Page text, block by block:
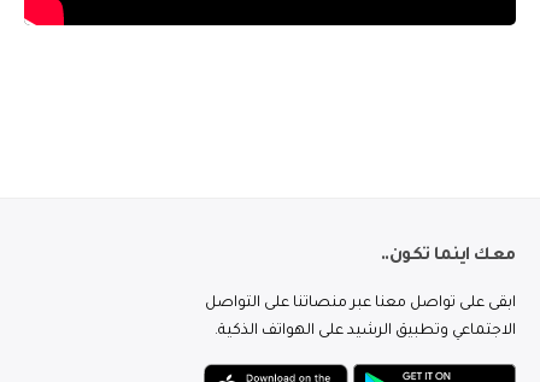
معك اينما تكون..
ابقى على تواصل معنا عبر منصاتنا على التواصل
الاجتماعي وتطبيق الرشيد على الهواتف الذكية.